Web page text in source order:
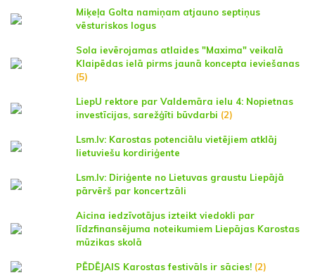
Miķeļa Golta namiņam atjauno septiņus
vēsturiskos logus
Sola ievērojamas atlaides "Maxima" veikalā
Klaipēdas ielā pirms jaunā koncepta ieviešanas
(5)
LiepU rektore par Valdemāra ielu 4: Nopietnas
investīcijas, sarežģīti būvdarbi (2)
Lsm.lv: Karostas potenciālu vietējiem atklāj
lietuviešu kordiriģente
Lsm.lv: Diriģente no Lietuvas graustu Liepājā
pārvērš par koncertzāli
Aicina iedzīvotājus izteikt viedokli par
līdzfinansējuma noteikumiem Liepājas Karostas
mūzikas skolā
PĒDĒJAIS Karostas festivāls ir sācies! (2)